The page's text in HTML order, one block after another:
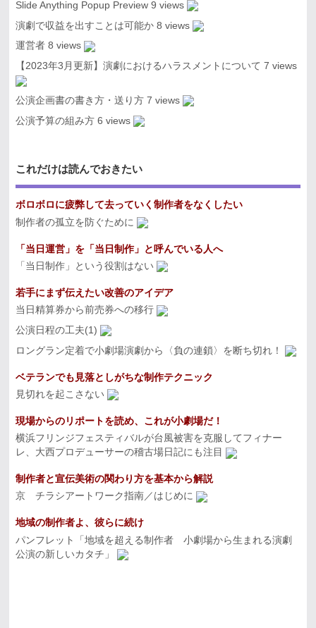
Slide Anything Popup Preview 9 views
演劇で収益を出すことは可能か 8 views
運営者 8 views
【2023年3月更新】演劇におけるハラスメントについて 7 views
公演企画書の書き方・送り方 7 views
公演予算の組み方 6 views
これだけは読んでおきたい
ボロボロに疲弊して去っていく制作者をなくしたい
制作者の孤立を防ぐために
「当日運営」を「当日制作」と呼んでいる人へ
「当日制作」という役割はない
若手にまず伝えたい改善のアイデア
当日精算券から前売券への移行
公演日程の工夫(1)
ロングラン定着で小劇場演劇から〈負の連鎖〉を断ち切れ！
ベテランでも見落としがちな制作テクニック
見切れを起こさない
現場からのリポートを読め、これが小劇場だ！
横浜フリンジフェスティバルが台風被害を克服してフィナー
レ、大西プロデューサーの稽古場日記にも注目
制作者と宣伝美術の関わり方を基本から解説
京 チラシアートワーク指南／はじめに
地域の制作者よ、彼らに続け
パンフレット「地域を超える制作者 小劇場から生まれる演劇
公演の新しいカタチ」